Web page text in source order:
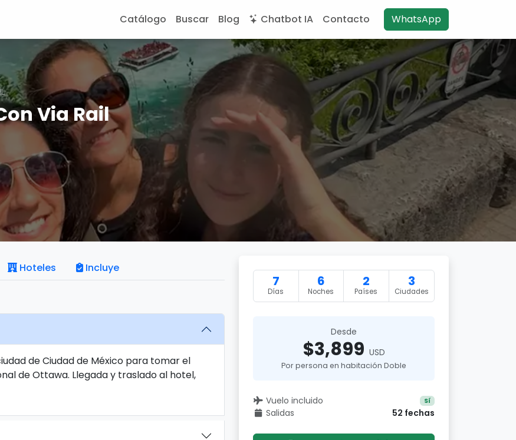
Catálogo Buscar Blog Chatbot IA Contacto WhatsApp
Via Rail
Hoteles Incluye
de Ciudad de México para tomar el
de Ottawa. Llegada y traslado al hotel,
7
Días
6
Noches
2
Países
3
Ciudades
Desde
$3,899 USD
Por persona en habitación Doble
Vuelo incluido Sí
Salidas 52 fechas